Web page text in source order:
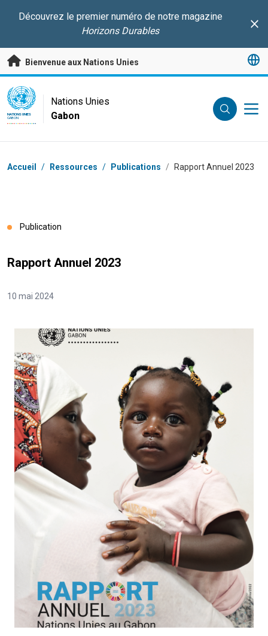
Découvrez le premier numéro de notre magazine
Horizons Durables
Bienvenue aux Nations Unies
UN Logo
NATIONS UNIES
GABON
Nations Unies
Gabon
Fil d'Ariane
Accueil / Ressources / Publications / Rapport Annuel 2023
Publication
Rapport Annuel 2023
10 mai 2024